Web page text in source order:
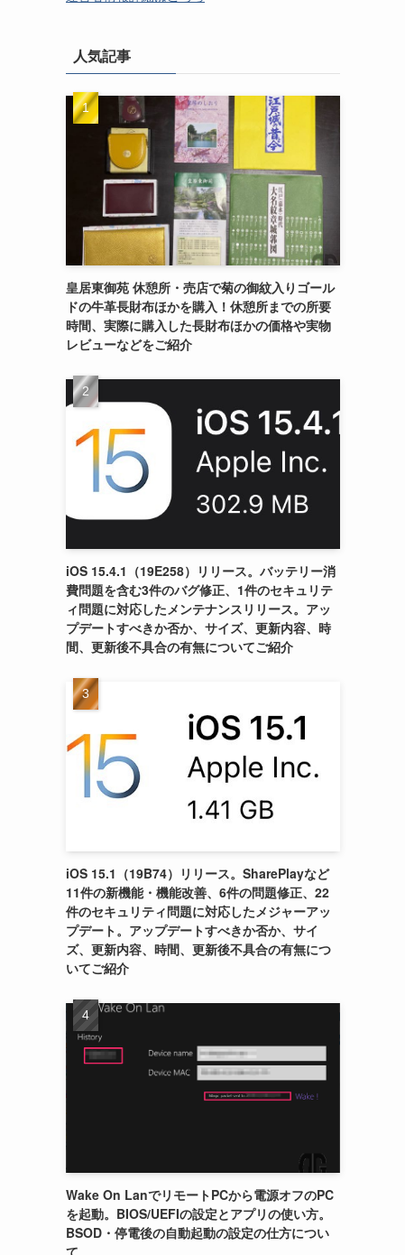
人気記事
皇居東御苑 休憩所・売店で菊の御紋入りゴール
ドの牛革長財布ほかを購入！休憩所までの所要
時間、実際に購入した長財布ほかの価格や実物
レビューなどをご紹介
iOS 15.4.1（19E258）リリース。バッテリー消
費問題を含む3件のバグ修正、1件のセキュリテ
ィ問題に対応したメンテナンスリリース。アッ
プデートすべきか否か、サイズ、更新内容、時
間、更新後不具合の有無についてご紹介
iOS 15.1（19B74）リリース。SharePlayなど
11件の新機能・機能改善、6件の問題修正、22
件のセキュリティ問題に対応したメジャーアッ
プデート。アップデートすべきか否か、サイ
ズ、更新内容、時間、更新後不具合の有無につ
いてご紹介
Wake On LanでリモートPCから電源オフのPC
を起動。BIOS/UEFIの設定とアプリの使い方。
BSOD・停電後の自動起動の設定の仕方につい
て